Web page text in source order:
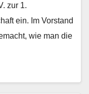
zur 1.
ein. Im Vorstand
wie man die